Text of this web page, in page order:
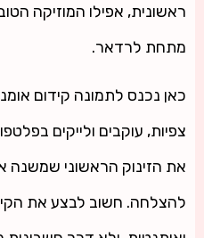
ראשונית, אפילו המוזיקה
מתחת לרדאר.
כאן נכנס לתמונה קידום
צפיות, עוקבים ולייקים
את הזינוק הראשוני שמשנה
להצלחה. חשוב לבצע את